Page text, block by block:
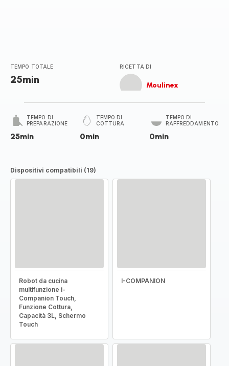
TEMPO TOTALE
25min
RICETTA DI
Moulinex
TEMPO DI
PREPARAZIONE
25min
TEMPO DI
COTTURA
0min
TEMPO DI
RAFFREDDAMENTO
0min
Dispositivi compatibili (19)
Robot da cucina
multifunzione i-
Companion Touch,
Funzione Cottura,
Capacità 3L, Schermo
Touch
I-COMPANION